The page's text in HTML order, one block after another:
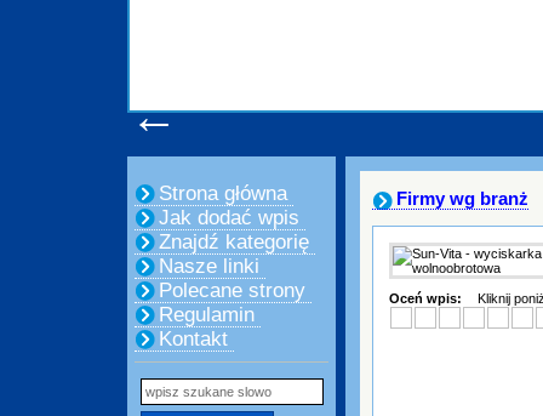
←
Strona główna
Jak dodać wpis
Znajdź kategorię
Nasze linki
Polecane strony
Regulamin
Kontakt
Firmy wg branż
Oceń wpis: Kliknij